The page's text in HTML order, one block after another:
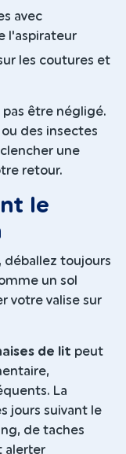
avec
l'aspirateur
les coutures et
être négligé.
des insectes
une
retour.
le
déballez toujours
un sol
votre valise sur
de lit peut
La
jours suivant le
de taches
alerter